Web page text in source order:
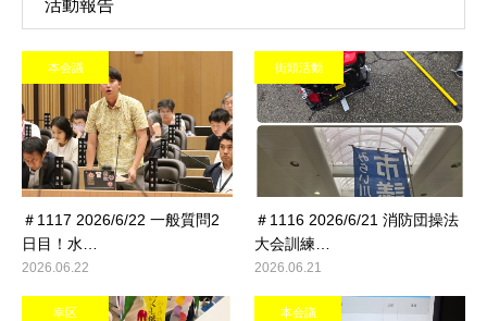
活動報告
本会議
＃1117 2026/6/22 一般質問2
日目！水…
2026.06.22
街頭活動
＃1116 2026/6/21 消防団操法
大会訓練…
2026.06.21
幸区 本会議